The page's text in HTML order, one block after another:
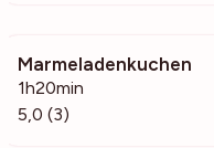
Marmeladenkuchen
1h20min
5,0 (3)